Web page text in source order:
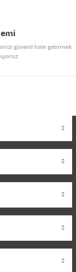
güvenli hale getirmek